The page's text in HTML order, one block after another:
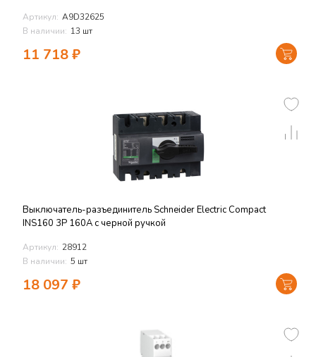
Артикул: A9D32625
В наличии: 13 шт
11 718₽
Выключатель-разъединитель Schneider Electric Compact
INS160 3P 160А с черной ручкой
Артикул: 28912
В наличии: 5 шт
18 097 ₽